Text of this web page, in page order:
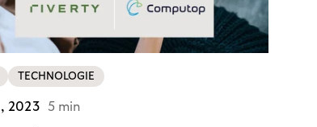
TECHNOLOGIE
2023 5 min